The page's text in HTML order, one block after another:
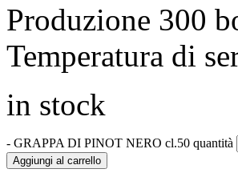
Produzione 300
Temperatura di
in stock
- GRAPPA DI PINOT NERO cl.50 quantità
Aggiungi al carrello